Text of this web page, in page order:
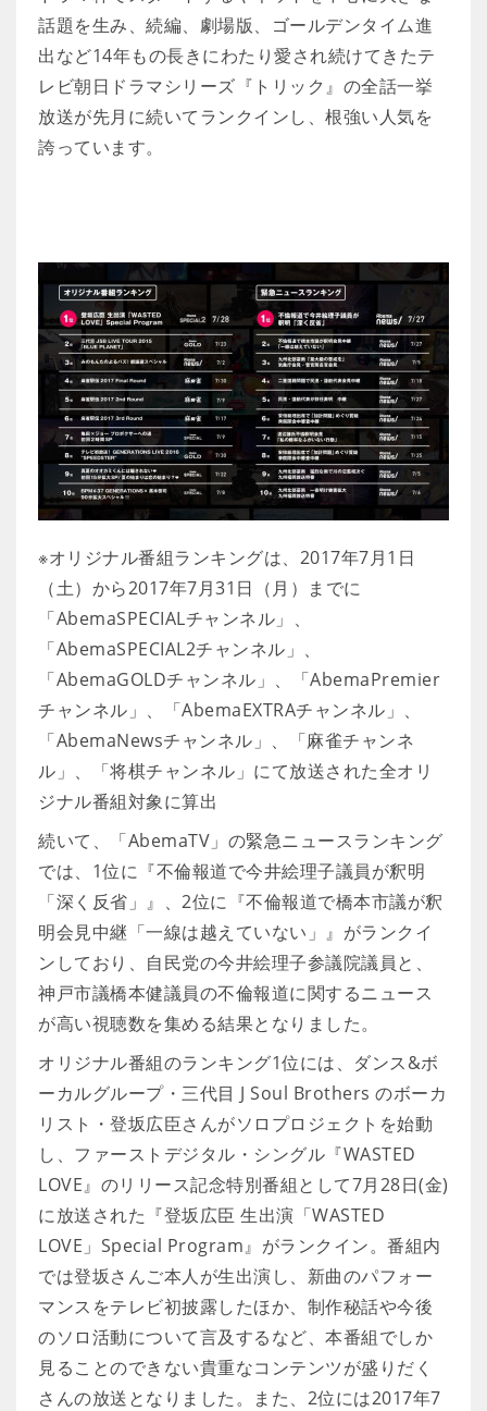
話題を生み、続編、劇場版、ゴールデンタイム進
出など14年もの長きにわたり愛され続けてきたテ
レビ朝日ドラマシリーズ『トリック』の全話一挙
放送が先月に続いてランクインし、根強い人気を
誇っています。
※オリジナル番組ランキングは、2017年7月1日
（土）から2017年7月31日（月）までに
「AbemaSPECIALチャンネル」、
「AbemaSPECIAL2チャンネル」、
「AbemaGOLDチャンネル」、「AbemaPremier
チャンネル」、「AbemaEXTRAチャンネル」、
「AbemaNewsチャンネル」、「麻雀チャンネ
ル」、「将棋チャンネル」にて放送された全オリ
ジナル番組対象に算出
続いて、「AbemaTV」の緊急ニュースランキング
では、1位に『不倫報道で今井絵理子議員が釈明
「深く反省」』、2位に『不倫報道で橋本市議が釈
明会見中継「一線は越えていない」』がランクイ
ンしており、自民党の今井絵理子参議院議員と、
神戸市議橋本健議員の不倫報道に関するニュース
が高い視聴数を集める結果となりました。
オリジナル番組のランキング1位には、ダンス&ボ
ーカルグループ・三代目 J Soul Brothers のボーカ
リスト・登坂広臣さんがソロプロジェクトを始動
し、ファーストデジタル・シングル『WASTED
LOVE』のリリース記念特別番組として7月28日(金)
に放送された『登坂広臣 生出演「WASTED
LOVE」Special Program』がランクイン。番組内
では登坂さんご本人が生出演し、新曲のパフォー
マンスをテレビ初披露したほか、制作秘話や今後
のソロ活動について言及するなど、本番組でしか
見ることのできない貴重なコンテンツが盛りだく
さんの放送となりました。また、2位には2017年7